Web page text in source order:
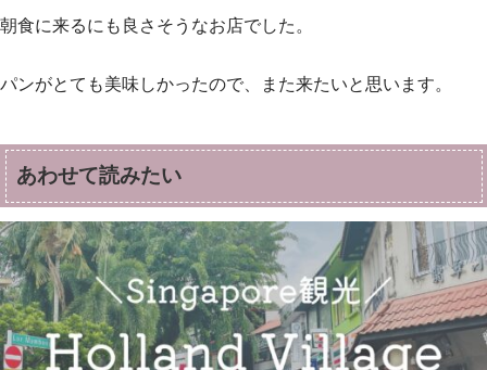
朝食に来るにも良さそうなお店でした。
パンがとても美味しかったので、また来たいと思います。
あわせて読みたい